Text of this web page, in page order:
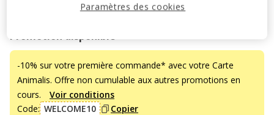
Promotion disponible
-10% sur votre première commande* avec votre Carte
Animalis. Offre non cumulable aux autres promotions en
cours.
Voir conditions
Code: WELCOME10 Copier
Découvrir des produits similaires
Paramètres des cookies